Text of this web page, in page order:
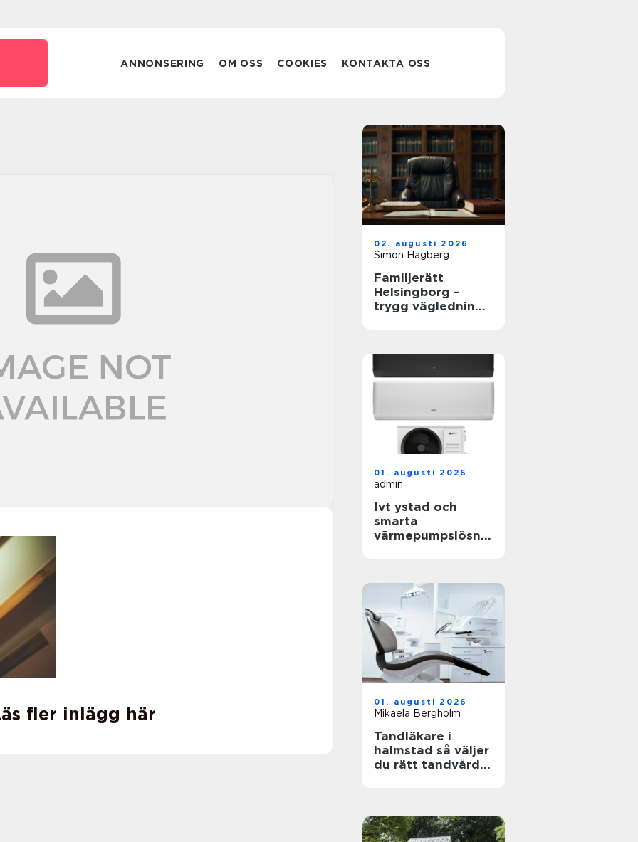
ANNONSERING OM OSS COOKIES KONTAKTA OSS
fler inlägg här
02. augusti 2026
Simon Hagberg
Familjerätt
Helsingborg –
trygg vägledning i
01. augusti 2026
admin
Ivt ystad och
smarta
värmepumpslösnin
01. augusti 2026
Mikaela Bergholm
Tandläkare i
halmstad så väljer
du rätt tandvård